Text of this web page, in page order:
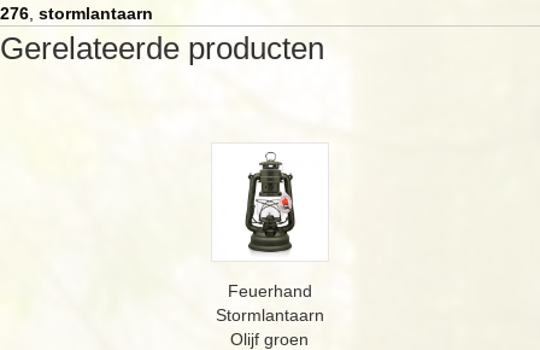
aantal
276 stormlantaarn
Gerelateerde producten
Feuerhand
Stormlantaarn
Olijf groen